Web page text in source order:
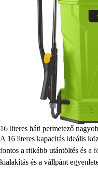
16 literes háti permetező
A 16 literes kapacitás ideális
fontos a ritkább utántöltés és a
kialakítás és a vállpánt